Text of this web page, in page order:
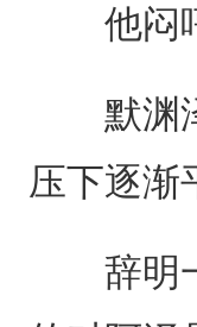
他闷哼
默渊泽
压下逐渐
辞明一